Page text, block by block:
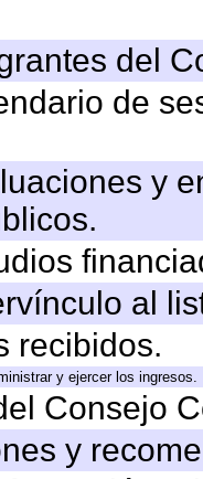
del
de
y
al
recibidos.
y ejercer los ingresos.
Consejo
y